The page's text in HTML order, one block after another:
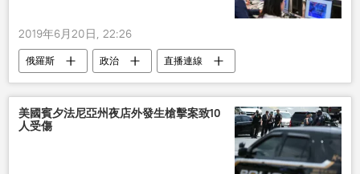
2019年6月20日, 22:26
俄羅斯 政治 直播連線
美國賓夕法尼亞州夜店外發生槍擊案致10
人受傷